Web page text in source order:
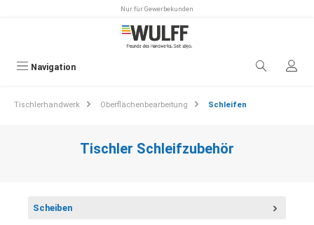
Nur für Gewerbekunden
Navigation
Tischlerhandwerk Oberflächenbearbeitung Schleifen
Tischler Schleifzubehör
Scheiben